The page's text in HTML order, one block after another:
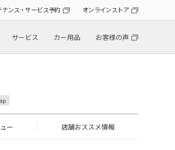
ナンス・サービス予約 オンラインストア
サービス カー用品 お客様の声
ー 店舗おススメ情報